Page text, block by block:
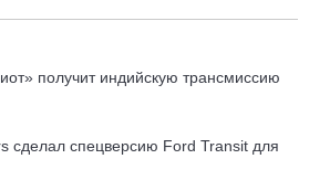
получит индийскую трансмиссию
сделал спецверсию Ford Transit для